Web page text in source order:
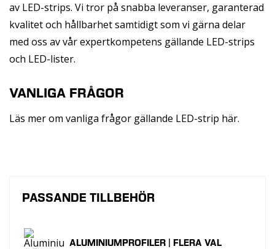
av LED-strips. Vi tror på snabba leveranser, garanterad
kvalitet och hållbarhet samtidigt som vi gärna delar
med oss av vår expertkompetens gällande LED-strips
och LED-lister.
VANLIGA FRÅGOR
Läs mer om vanliga frågor gällande LED-strip här.
PASSANDE TILLBEHÖR
ALUMINIUMPROFILER | FLERA VAL